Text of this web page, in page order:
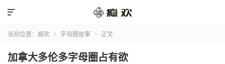

当前位置： 瘾欢  字母圈故事  正文
加拿大多伦多字母圈占有欲